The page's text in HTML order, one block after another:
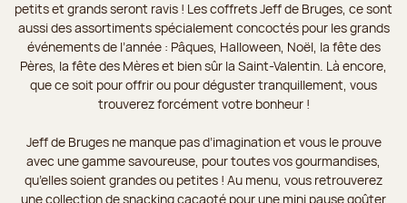
petits et grands seront ravis ! Les coffrets Jeff de Bruges, ce sont
aussi des assortiments spécialement concoctés pour les grands
événements de l’année : Pâques, Halloween, Noël, la fête des
Pères, la fête des Mères et bien sûr la Saint-Valentin. Là encore,
que ce soit pour offrir ou pour déguster tranquillement, vous
trouverez forcément votre bonheur !
Jeff de Bruges ne manque pas d’imagination et vous le prouve
avec une gamme savoureuse, pour toutes vos gourmandises,
qu’elles soient grandes ou petites ! Au menu, vous retrouverez
une collection de snacking cacaoté pour une mini pause goûter